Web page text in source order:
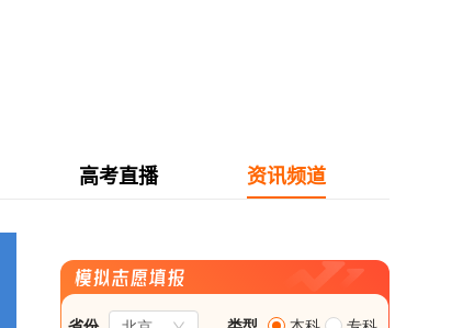
高考直播 资讯频道